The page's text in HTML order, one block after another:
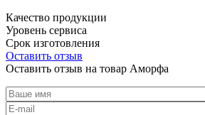
Качество продукции
Уровень сервиса
Срок изготовления
Оставить отзыв
Оставить отзыв на товар Аморфа